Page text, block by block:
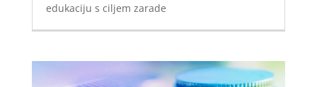
edukaciju s ciljem zarade